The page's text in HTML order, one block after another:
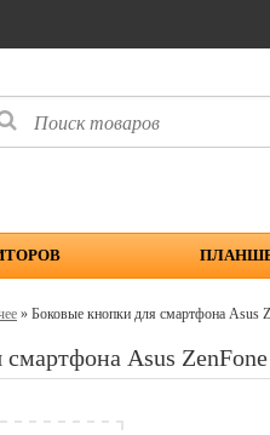
» Боковые кнопки для смартфона
смартфона Asus